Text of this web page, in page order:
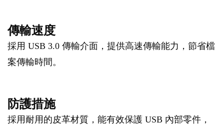
傳輸速度
採用 USB 3.0 傳輸介面，提供高速傳輸能力，節省檔
案傳輸時間。
防護措施
採用耐用的皮革材質，能有效保護 USB 內部零件，